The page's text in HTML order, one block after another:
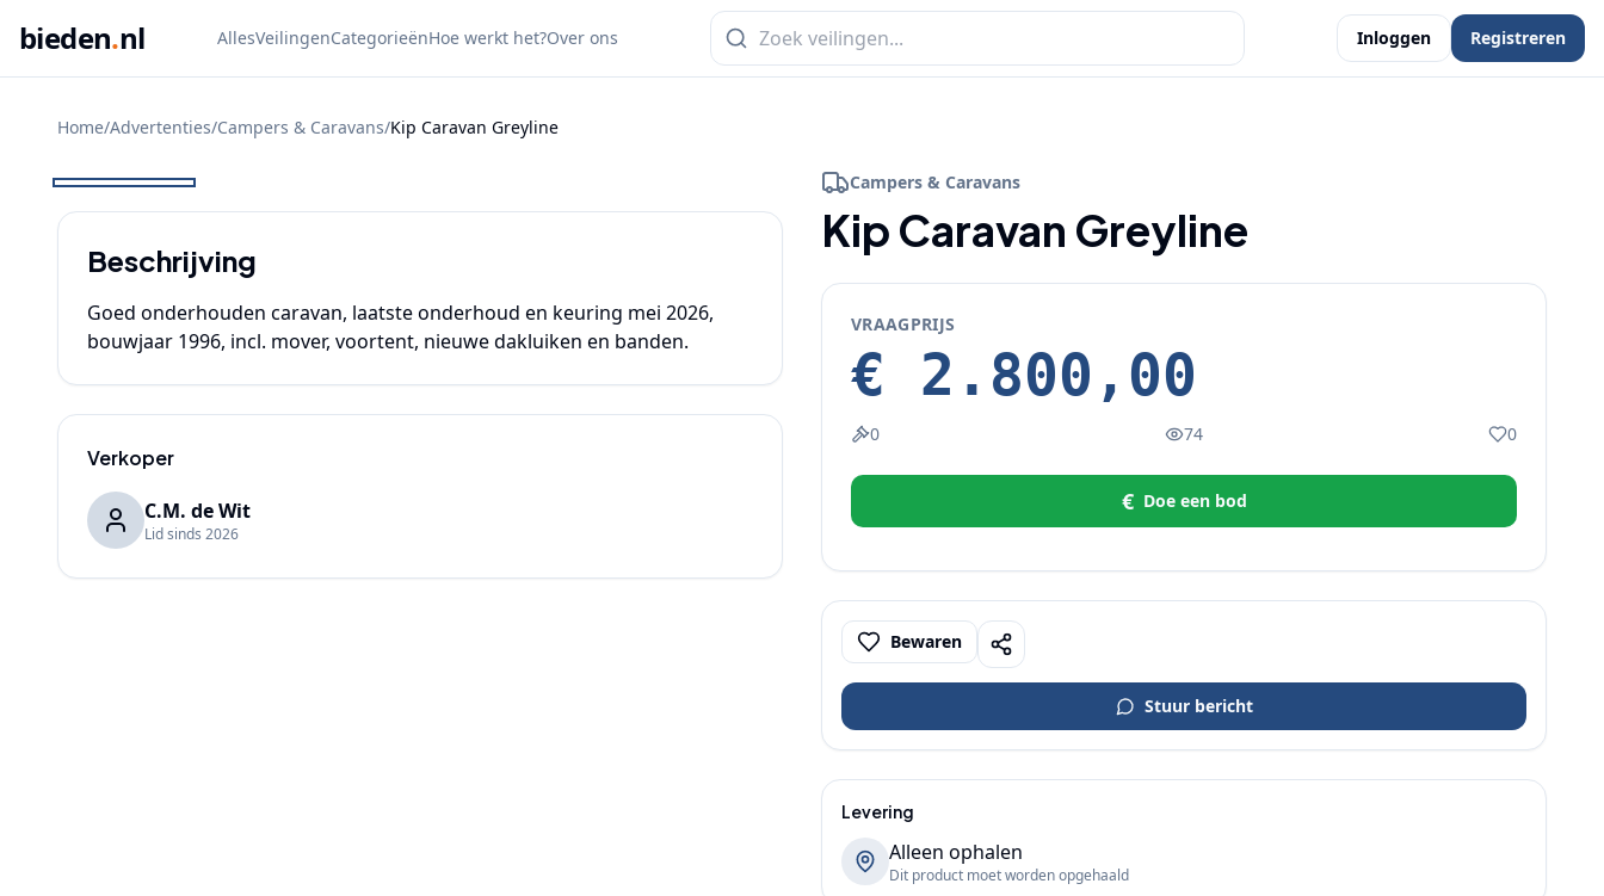
bieden.nl AllesVeilingenCategorieënHoe werkt het?Over ons Inloggen Registreren
Home/Advertenties/Campers & Caravans/Kip Caravan Greyline
Beschrijving
Goed onderhouden caravan, laatste onderhoud en keuring mei 2026,
Verkoper
C.M. de Wit
Lid sinds 2026
Campers & Caravans
Kip Caravan Greyline
VRAAGPRIJS
€ 2.800,00
0 74 0
€ Doe een bod
Bewaren
Stuur bericht
Levering
Alleen ophalen
Dit product moet worden opgehaald